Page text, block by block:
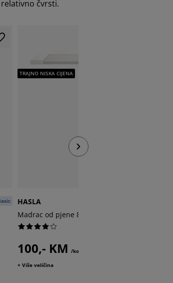
čvrsti.
TRAJNO NISKA CIJENA
HASLA
Madrac od pjene 80x200 HASLA tvrd
100,- KM /kom
+ Više veličina